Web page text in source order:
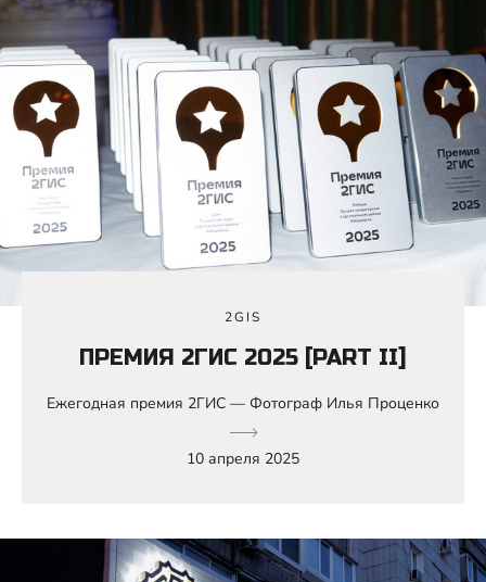
2GIS
ПРЕМИЯ 2ГИС 2025 [PART II]
Ежегодная премия 2ГИС — Фотограф Илья Проценко
10 апреля 2025